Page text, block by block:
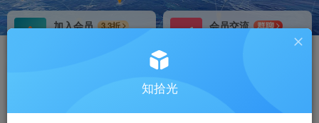
加入会员
3.3折
会员交流
群聊
知拾光